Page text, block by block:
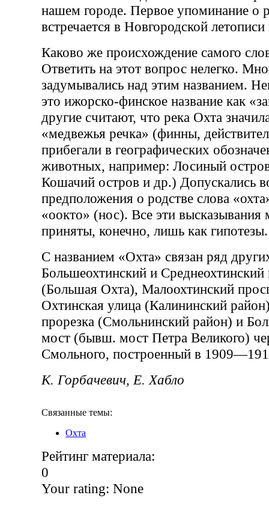
нашем городе. Первое упоминание о
встречается в Новгородской
Каково же происхождение самого
Ответить на этот вопрос нелегко.
задумывались над этим названием.
это ижорско-финское название как
другие считают, что река Охта
«медвежья речка» (финны,
прибегали в географических
животных, например: Лосиный
Кошачий остров и др.) Допускались
предположения о родстве слова
«оокто» (нос). Все эти высказывания
приняты, конечно, лишь как гипотезы.
С названием «Охта» связан ряд
Большеохтинский и Среднеохтинский
(Большая Охта), Малоохтинский
Охтинская улица (Калининский
прорезка (Смольнинский район) и
мост (бывш. мост Петра Великого)
Смольного, построенный в
К. Горбачевич, Е. Хабло
Связанные темы:
Охта
Рейтинг материала:
0
Your rating: None